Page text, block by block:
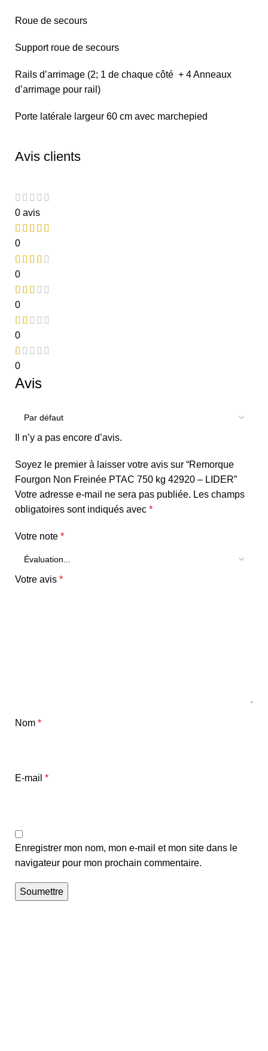
Roue de secours
Support roue de secours
Rails d’arrimage (2; 1 de chaque côté + 4 Anneaux
d’arrimage pour rail)
Porte latérale largeur 60 cm avec marchepied
Avis clients
0 avis
0
0
0
0
0
Avis
Il n’y a pas encore d’avis.
Soyez le premier à laisser votre avis sur “Remorque
Fourgon Non Freinée PTAC 750 kg 42920 – LIDER”
Votre adresse e-mail ne sera pas publiée. Les champs
obligatoires sont indiqués avec *
Votre note *
Votre avis *
Nom *
E-mail *
Enregistrer mon nom, mon e-mail et mon site dans le
navigateur pour mon prochain commentaire.